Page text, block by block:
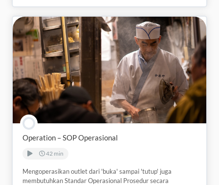
Operation – SOP Operasional
42 min
Mengoperasikan outlet dari 'buka' sampai 'tutup' juga
membutuhkan Standar Operasional Prosedur secara